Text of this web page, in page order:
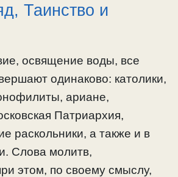
Таинство и
освящение воды, все
одинаково: католики,
ариане,
Патриархия,
раскольники, а также и в
Слова молитв,
этом, по своему смыслу,